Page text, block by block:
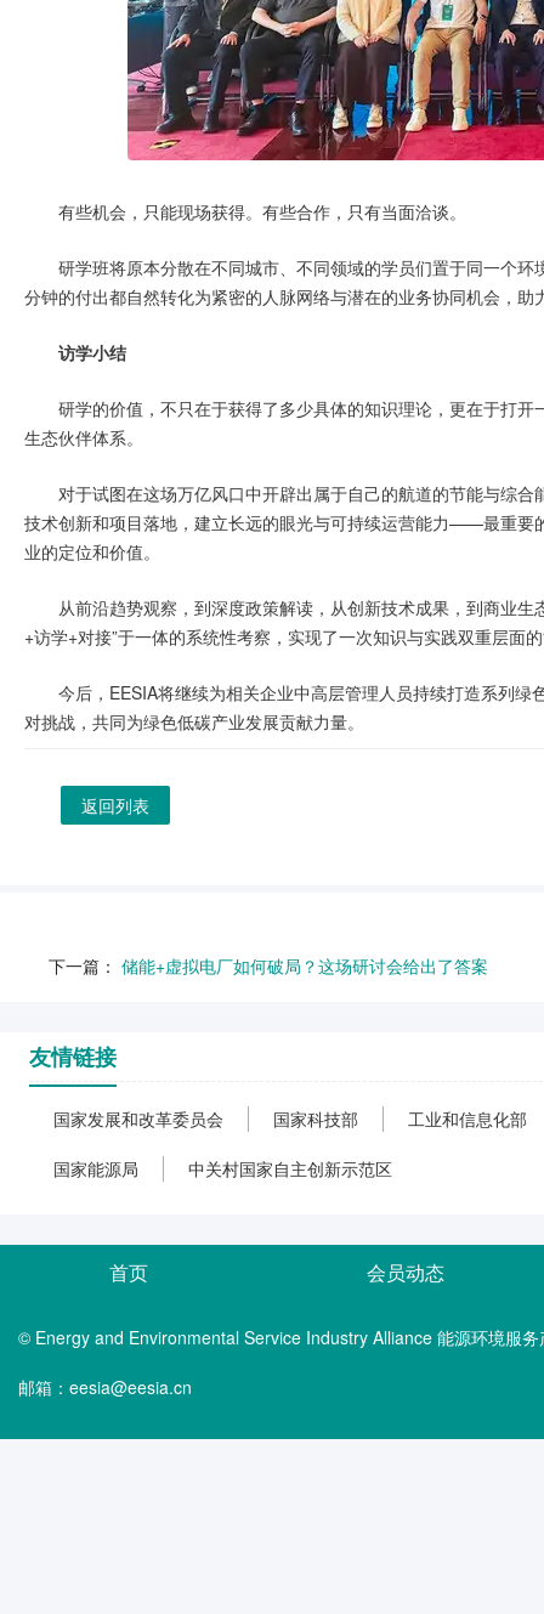
有些机会，只能现场获得。有些合作，只有当面洽谈。
研学班将原本分散在不同城市、不同领域的学员们置于同一个
分钟的付出都自然转化为紧密的人脉网络与潜在的业务协同机会，
访学小结
研学的价值，不只在于获得了多少具体的知识理论，更在于打
生态伙伴体系。
对于试图在这场万亿风口中开辟出属于自己的航道的节能与综
技术创新和项目落地，建立长远的眼光与可持续运营能力——最重要
业的定位和价值。
从前沿趋势观察，到深度政策解读，从创新技术成果，到商业
+访学+对接”于一体的系统性考察，实现了一次知识与实践双重层面
今后，EESIA将继续为相关企业中高层管理人员持续打造系列
对挑战，共同为绿色低碳产业发展贡献力量。
返回列表
下一篇： 储能+虚拟电厂如何破局？这场研讨会给出了答案
友情链接
国家发展和改革委员会 国家科技部 工业和信息化部
国家能源局 中关村国家自主创新示范区
首页 会员动态
© Energy and Environmental Service Industry Alliance 能源环境服
邮箱：eesia@eesia.cn